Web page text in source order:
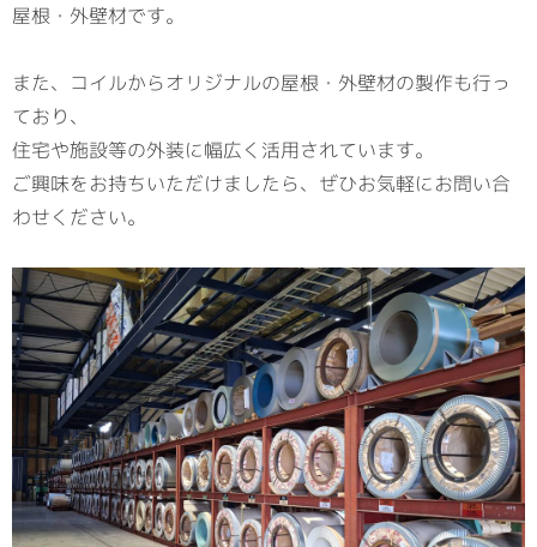
屋根・外壁材です。
また、コイルからオリジナルの屋根・外壁材の製作も行っ
ており、
住宅や施設等の外装に幅広く活用されています。
ご興味をお持ちいただけましたら、ぜひお気軽にお問い合
わせください。